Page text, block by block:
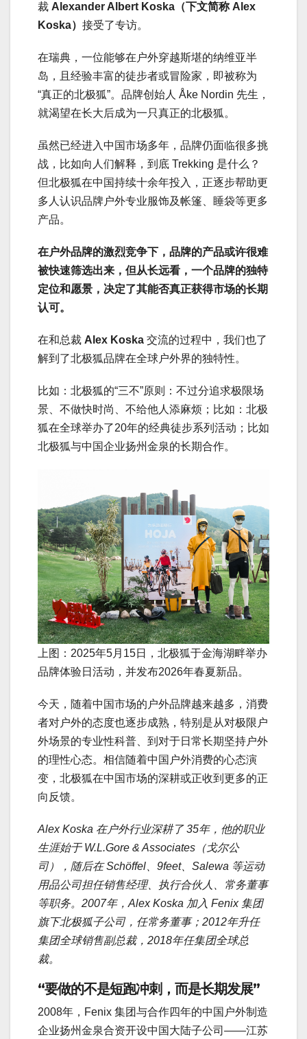
裁 Alexander Albert Koska（下文简称 Alex
Koska） 接受了专访。
在瑞典，一位能够在户外穿越斯堪的纳维亚半
岛，且经验丰富的徒步者或冒险家，即被称为
“真正的北极狐”。品牌创始人 Åke Nordin 先生，
就渴望在长大后成为一只真正的北极狐。
虽然已经进入中国市场多年，品牌仍面临很多挑
战，比如向人们解释，到底 Trekking 是什么？
但北极狐在中国持续十余年投入，正逐步帮助更
多人认识品牌户外专业服饰及帐篷、睡袋等更多
产品。
在户外品牌的激烈竞争下，品牌的产品或许很难
被快速筛选出来，但从长远看，一个品牌的独特
定位和愿景，决定了其能否真正获得市场的长期
认可。
在和总裁 Alex Koska 交流的过程中，我们也了
解到了北极狐品牌在全球户外界的独特性。
比如：北极狐的“三不”原则：不过分追求极限场
景、不做快时尚、不给他人添麻烦；比如：北极
狐在全球举办了20年的经典徒步系列活动；比如
北极狐与中国企业扬州金泉的长期合作。
上图：2025年5月15日，北极狐于金海湖畔举办
品牌体验日活动，并发布2026年春夏新品。
今天，随着中国市场的户外品牌越来越多，消费
者对户外的态度也逐步成熟，特别是从对极限户
外场景的专业性科普、到对于日常长期坚持户外
的理性心态。相信随着中国户外消费的心态演
变，北极狐在中国市场的深耕或正收到更多的正
向反馈。
Alex Koska 在户外行业深耕了 35年，他的职业
生涯始于 W.L.Gore & Associates（戈尔公
司），随后在 Schöffel、9feet、Salewa 等运动
用品公司担任销售经理、执行合伙人、常务董事
等职务。2007年，Alex Koska 加入 Fenix 集团
旗下北极狐子公司，任常务董事；2012年升任
集团全球销售副总裁，2018年任集团全球总
裁。
“要做的不是短跑冲刺，而是长期发展”
2008年，Fenix 集团与合作四年的中国户外制造
企业扬州金泉合资开设中国大陆子公司——江苏